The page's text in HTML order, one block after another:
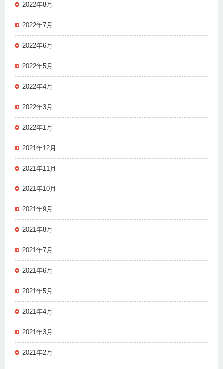
2022年8月
2022年7月
2022年6月
2022年5月
2022年4月
2022年3月
2022年1月
2021年12月
2021年11月
2021年10月
2021年9月
2021年8月
2021年7月
2021年6月
2021年5月
2021年4月
2021年3月
2021年2月